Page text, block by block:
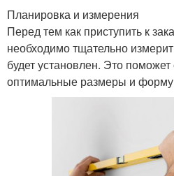
Планировка и измерения
Перед тем как приступить к
необходимо тщательно
будет установлен. Это
оптимальные размеры и